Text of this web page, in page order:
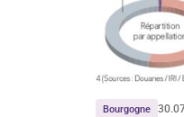
Bourgogne